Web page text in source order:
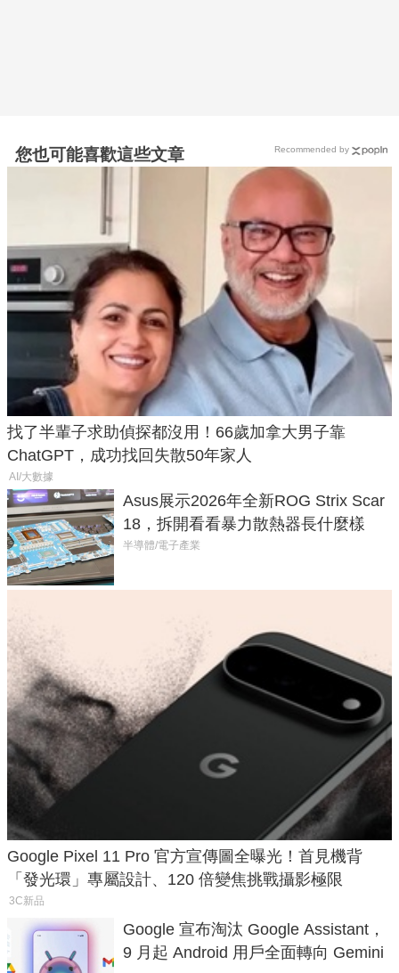
您也可能喜歡這些文章
找了半輩子求助偵探都沒用！66歲加拿大男子靠
ChatGPT，成功找回失散50年家人
AI/大數據
Asus展示2026年全新ROG Strix Scar
18，拆開看看暴力散熱器長什麼樣
半導體/電子產業
Google Pixel 11 Pro 官方宣傳圖全曝光！首見機背
「發光環」專屬設計、120 倍變焦挑戰攝影極限
3C新品
Google 宣布淘汰 Google Assistant，
9 月起 Android 用戶全面轉向 Gemini
Recommended by